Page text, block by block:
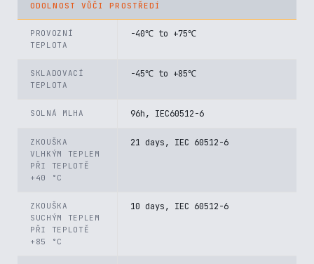
ODOLNOST VŮČI PROSTŘEDÍ
PROVOZNÍ
TEPLOTA
-40℃ to +75℃
SKLADOVACÍ
TEPLOTA
-45℃ to +85℃
SOLNÁ MLHA 96h, IEC60512-6
ZKOUŠKA
VLHKÝM TEPLEM
PŘI TEPLOTĚ
+40 °C
21 days, IEC 60512-6
ZKOUŠKA
SUCHÝM TEPLEM
PŘI TEPLOTĚ
+85 °C
10 days, IEC 60512-6